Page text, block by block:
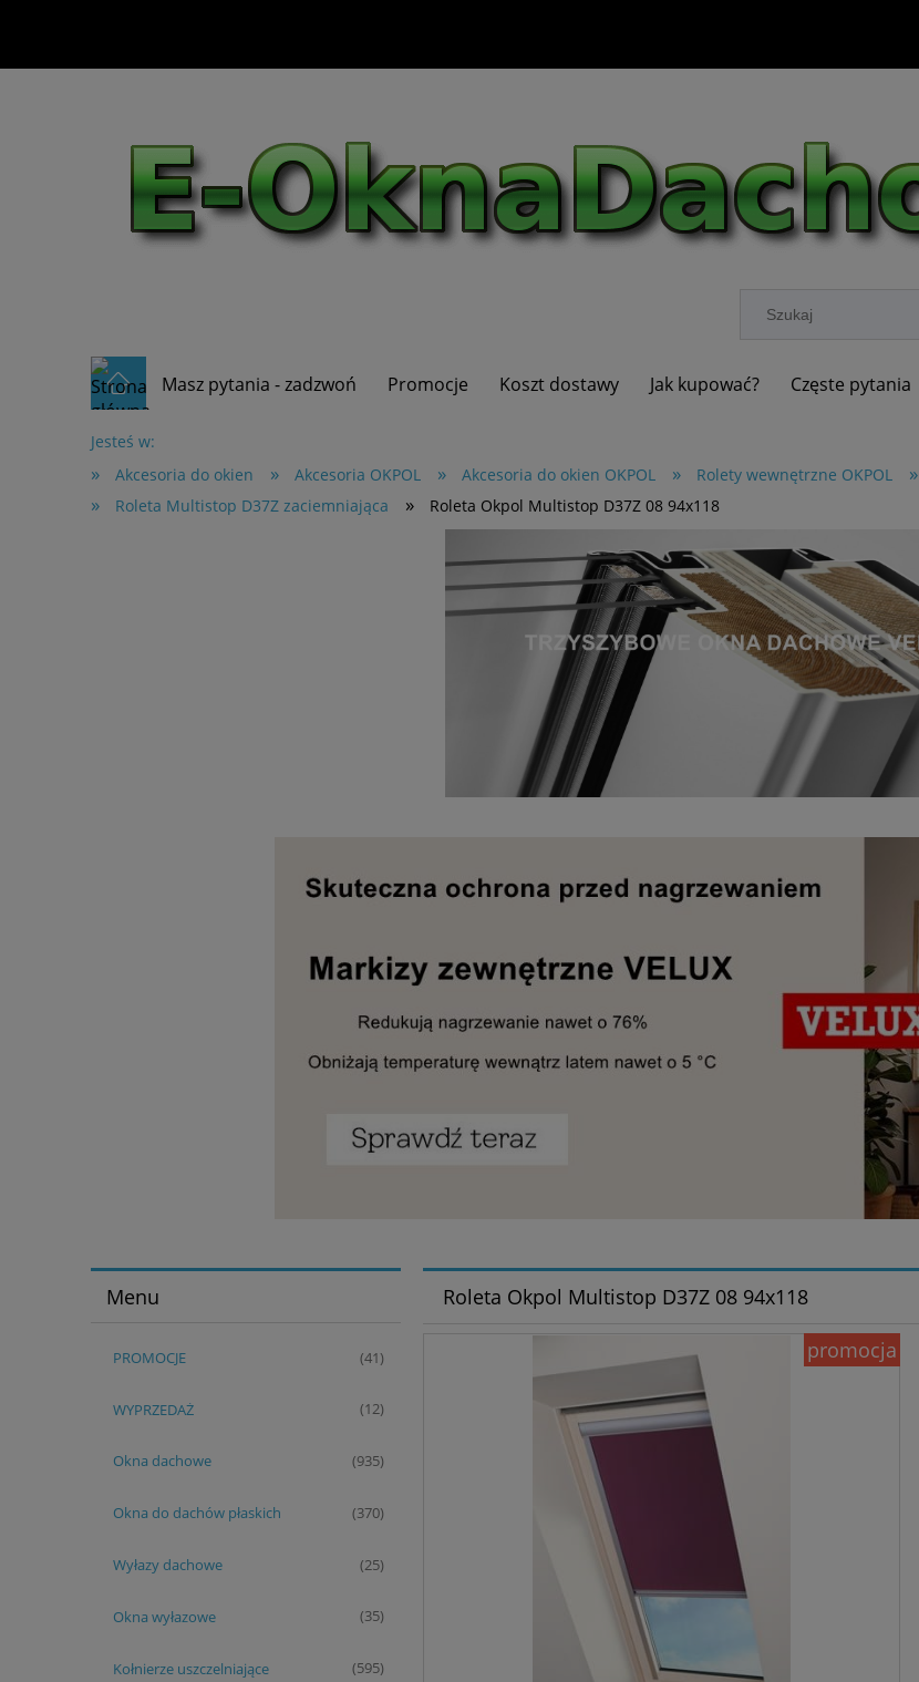
Masz pytania - zadzwoń Promocje Koszt dostawy Jak kupować? Częste pytania
Jesteś w:
» Akcesoria do okien » Akcesoria OKPOL » Akcesoria do okien OKPOL » Rolety wewnętrzne OKPOL »
» Roleta Multistop D37Z zaciemniająca » Roleta Okpol Multistop D37Z 08 94x118
Menu
PROMOCJE (41)
WYPRZEDAŻ (12)
Okna dachowe (935)
Okna do dachów płaskich (370)
Wyłazy dachowe (25)
Okna wyłazowe (35)
Kołnierze uszczelniające (595)
Roleta Okpol Multistop D37Z 08 94x118
promocja